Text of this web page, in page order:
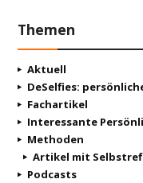
Themen
Aktuell
DeSelfies:
Fachartikel
Interessante
Methoden
Artikel mit
Podcasts